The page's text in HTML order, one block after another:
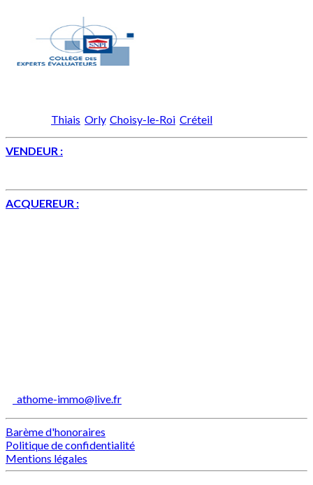
Thiais Orly, Choisy-le-Roi Créteil
VENDEUR :
ACQUEREUR :
athome-immo@live.fr
Barème d'honoraires
Politique de confidentialité
Mentions légales